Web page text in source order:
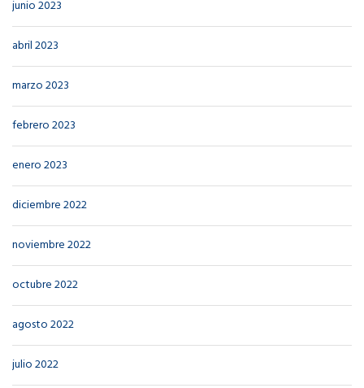
junio 2023
abril 2023
marzo 2023
febrero 2023
enero 2023
diciembre 2022
noviembre 2022
octubre 2022
agosto 2022
julio 2022